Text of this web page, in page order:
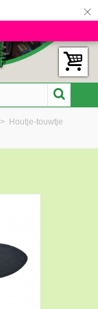
×
> Houtje-touwtje